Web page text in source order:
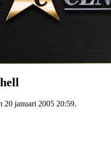
20 januari 2005 20:59.